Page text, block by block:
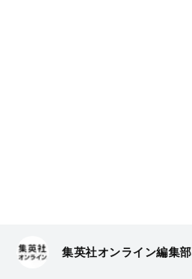
集英社オンライン編集部